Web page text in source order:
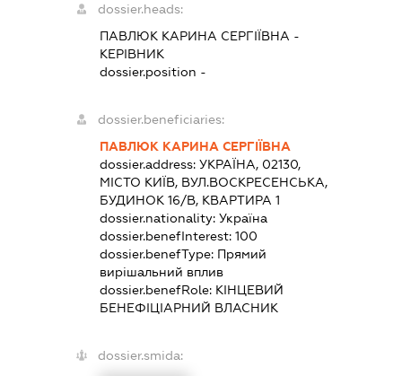
dossier.heads:
ПАВЛЮК КАРИНА СЕРГІЇВНА -
КЕРІВНИК
dossier.position -
dossier.beneficiaries:
ПАВЛЮК КАРИНА СЕРГІЇВНА
dossier.address: УКРАЇНА, 02130,
МІСТО КИЇВ, ВУЛ.ВОСКРЕСЕНСЬКА,
БУДИНОК 16/В, КВАРТИРА 1
dossier.nationality: Україна
dossier.benefInterest: 100
dossier.benefType: Прямий
вирішальний вплив
dossier.benefRole: КІНЦЕВИЙ
БЕНЕФІЦІАРНИЙ ВЛАСНИК
dossier.smida: